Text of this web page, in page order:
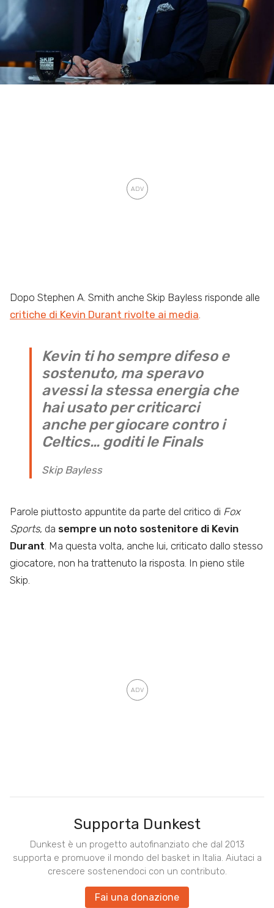
Dopo Stephen A. Smith anche Skip Bayless risponde alle
critiche di Kevin Durant rivolte ai media
Kevin ti ho sempre difeso e
sostenuto, ma speravo
avessi la stessa energia che
hai usato per criticarci
anche per giocare contro i
Celtics… goditi le Finals
Skip Bayless
Parole piuttosto appuntite da parte del critico di Fox
Sports, da sempre un noto sostenitore di Kevin
Durant . Ma questa volta, anche lui, criticato dallo stesso
giocatore, non ha trattenuto la risposta. In pieno stile
Skip.
Supporta Dunkest
Dunkest è un progetto autofinanziato che dal 2013
supporta e promuove il mondo del basket in Italia. Aiutaci a
crescere sostenendoci con un contributo.
Fai una donazione